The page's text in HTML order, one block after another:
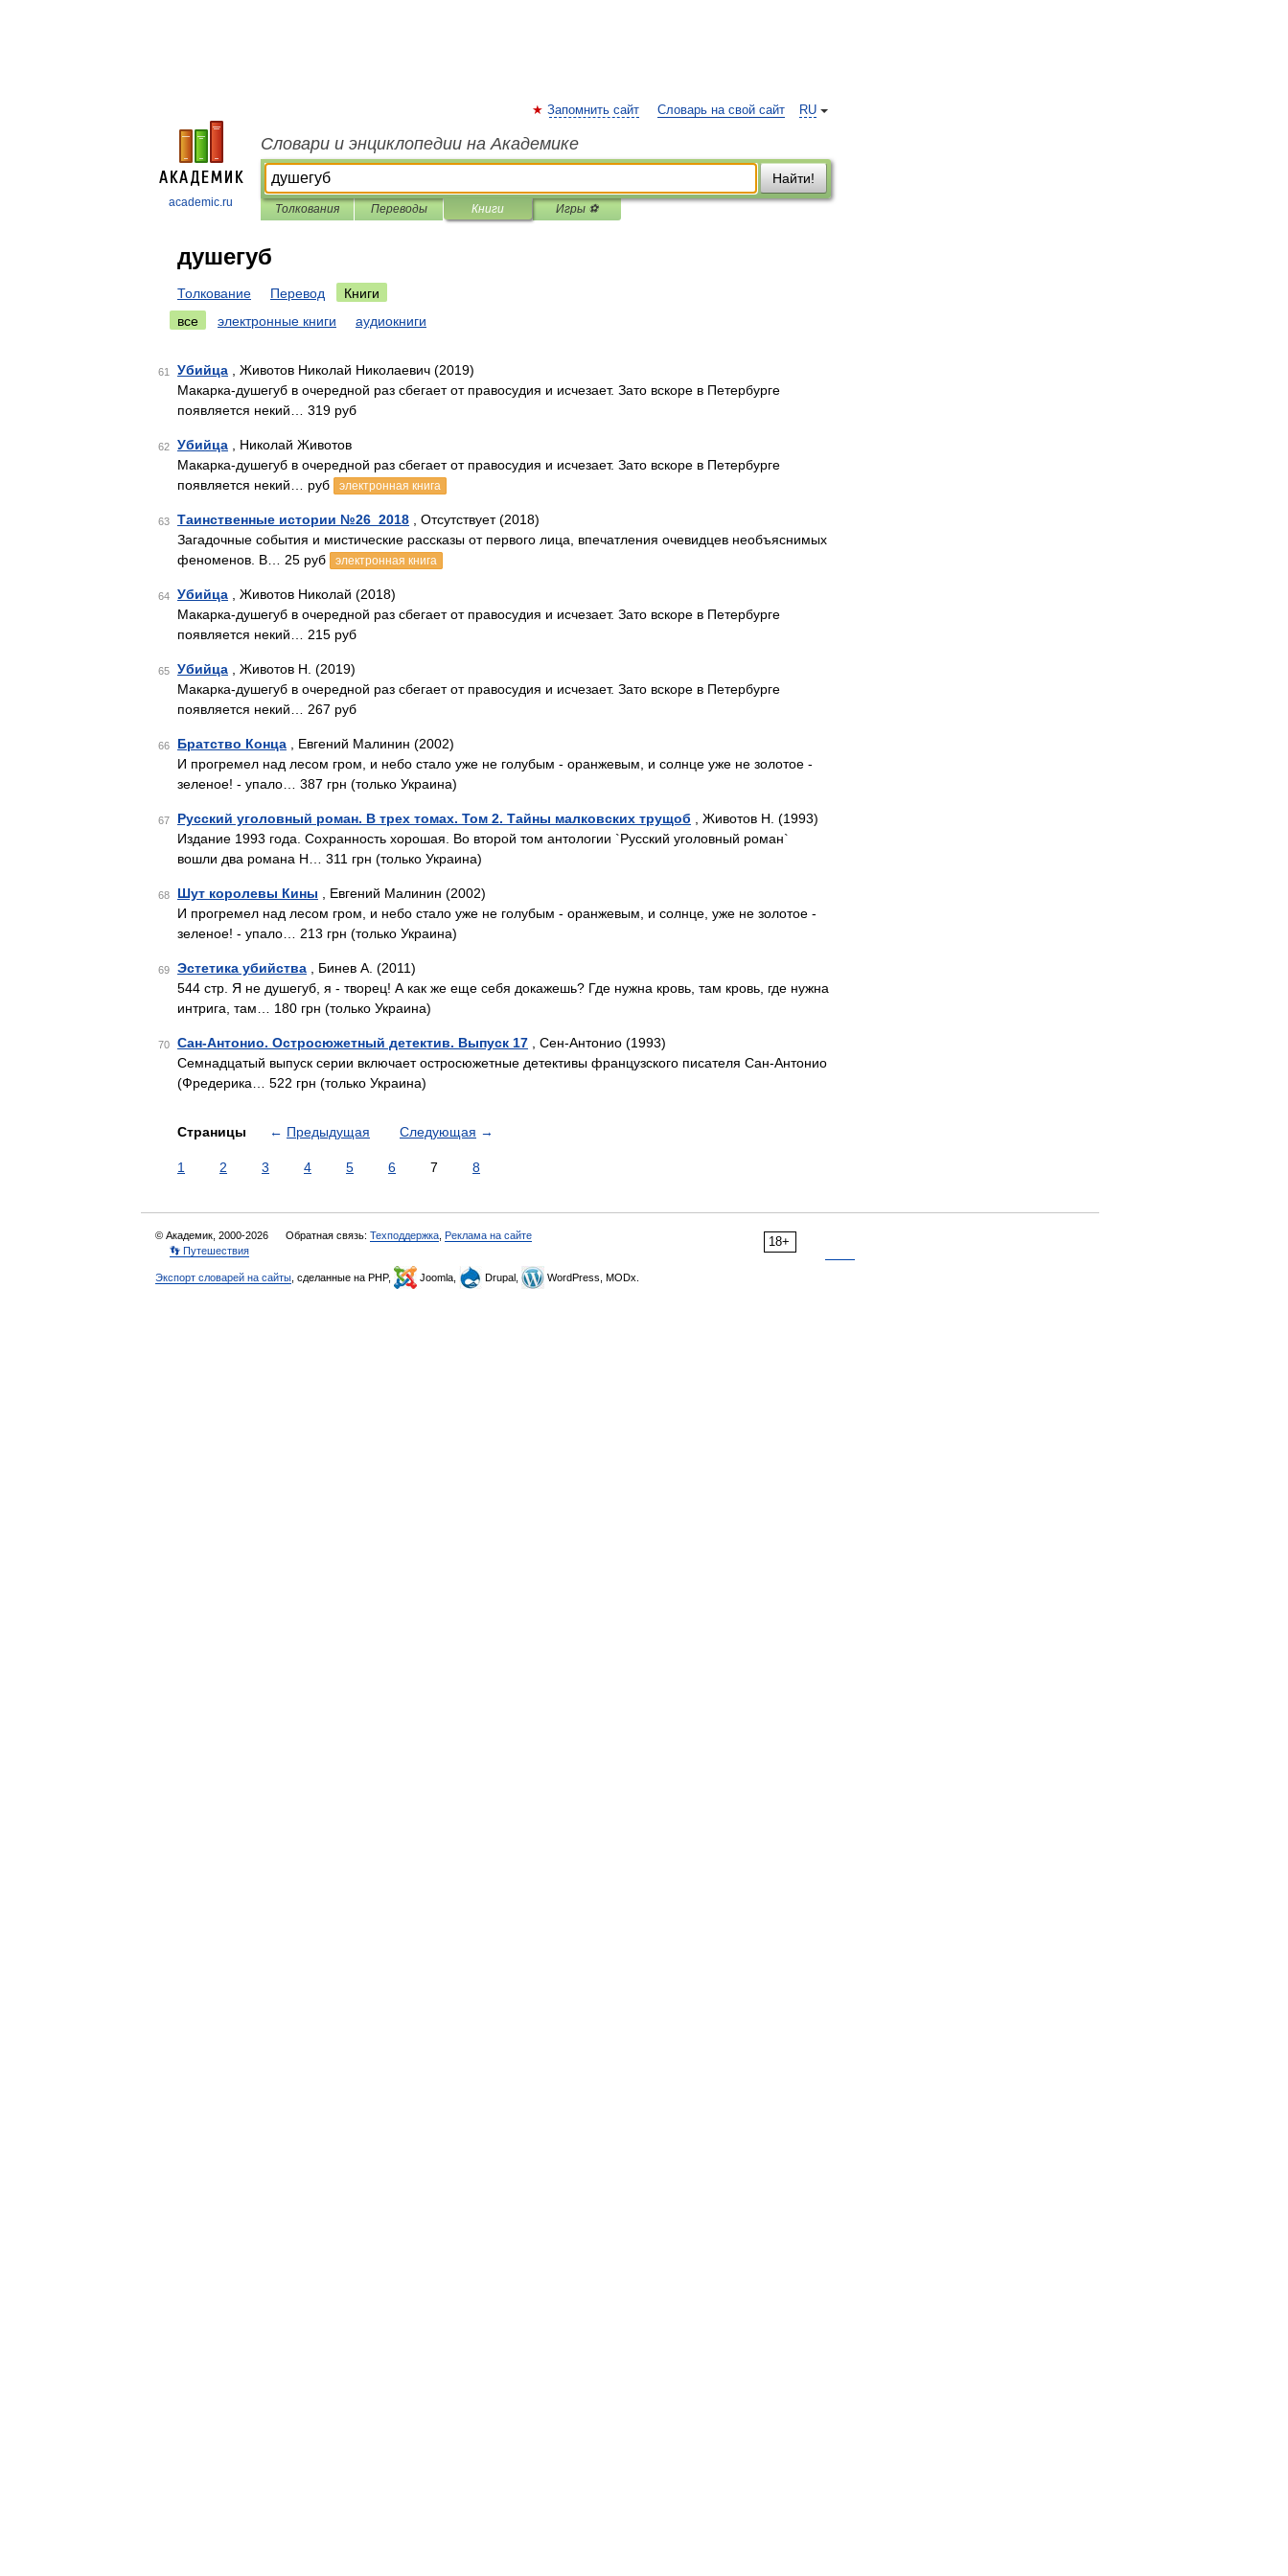
academic.ru
RU
Запомнить сайт Словарь на свой сайт
Словари и энциклопедии на Академике
Найти!
Толкования Переводы Книги Игры ⚽
душегуб
Толкование Перевод
Книги
все
электронные книги аудиокниги
61 Убийца , Животов Николай Николаевич (2019)
Макарка-душегуб в очередной раз сбегает от правосудия и исчезает. Зато вскоре в Петербурге
появляется некий… 319 руб
62 Убийца , Николай Животов
Макарка-душегуб в очередной раз сбегает от правосудия и исчезает. Зато вскоре в Петербурге
появляется некий… руб
электронная книга
63 Таинственные истории №26_2018 , Отсутствует (2018)
Загадочные события и мистические рассказы от первого лица, впечатления очевидцев необъяснимых
феноменов. В… 25 руб
электронная книга
64 Убийца , Животов Николай (2018)
Макарка-душегуб в очередной раз сбегает от правосудия и исчезает. Зато вскоре в Петербурге
появляется некий… 215 руб
65 Убийца , Животов Н. (2019)
Макарка-душегуб в очередной раз сбегает от правосудия и исчезает. Зато вскоре в Петербурге
появляется некий… 267 руб
66 Братство Конца , Евгений Малинин (2002)
И прогремел над лесом гром, и небо стало уже не голубым - оранжевым, и солнце уже не золотое -
зеленое! - упало… 387 грн (только Украина)
67 Русский уголовный роман. В трех томах. Том 2. Тайны малковских трущоб , Животов Н. (1993)
Издание 1993 года. Сохранность хорошая. Во второй том антологии `Русский уголовный роман`
вошли два романа Н… 311 грн (только Украина)
68 Шут королевы Кины , Евгений Малинин (2002)
И прогремел над лесом гром, и небо стало уже не голубым - оранжевым, и солнце, уже не золотое -
зеленое! - упало… 213 грн (только Украина)
69 Эстетика убийства , Бинев А. (2011)
544 стр. Я не душегуб, я - творец! А как же еще себя докажешь? Где нужна кровь, там кровь, где нужна
интрига, там… 180 грн (только Украина)
70 Сан-Антонио. Остросюжетный детектив. Выпуск 17 , Сен-Антонио (1993)
Семнадцатый выпуск серии включает остросюжетные детективы французского писателя Сан-Антонио
(Фредерика… 522 грн (только Украина)
Страницы ← Предыдущая Следующая →
1 2 3 4 5 6 7 8
18+
© Академик, 2000-2026 Обратная связь: Техподдержка Реклама на сайте
👣 Путешествия
Экспорт словарей на сайты , сделанные на PHP, Joomla, Drupal, WordPress, MODx.